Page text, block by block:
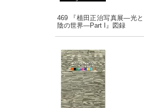
469 『植田正治写真展―光と
陰の世界―Part I』図録